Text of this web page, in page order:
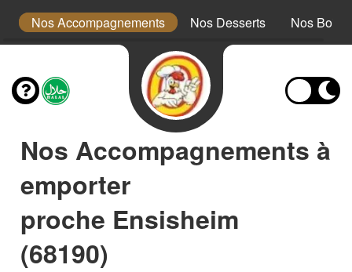
Nos Accompagnements Nos Desserts Nos
Nos Accompagnements à
emporter
proche Ensisheim
(68190)